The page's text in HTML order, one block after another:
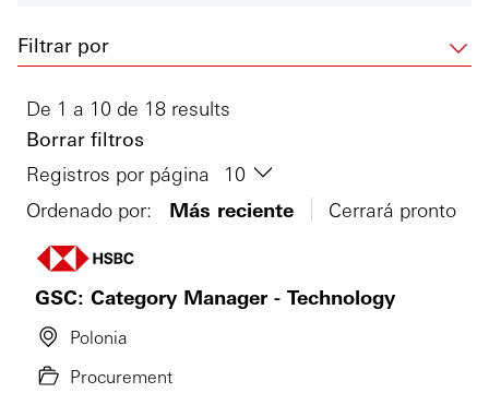
Filtrar por
De 1 a 10 de 18 results
Borrar filtros
Registros por página
Ordenado por:
Más reciente Cerrará pronto
GSC: Category Manager - Technology
Polonia
Procurement